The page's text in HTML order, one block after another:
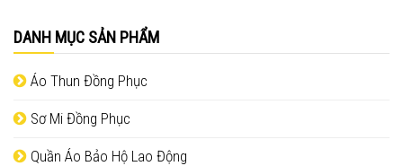
DANH MỤC SẢN PHẨM
Áo Thun Đồng Phục
Sơ Mi Đồng Phục
Quần Áo Bảo Hộ Lao Động